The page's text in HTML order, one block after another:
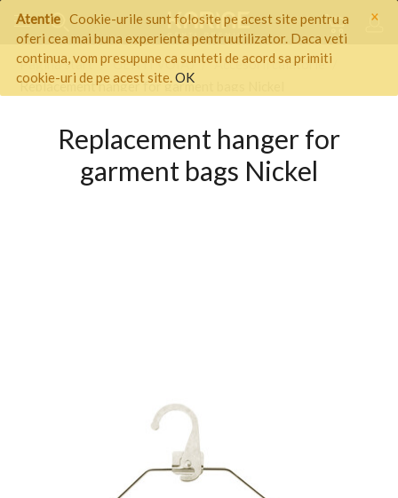
×
Atentie Cookie-urile sunt folosite pe acest site pentru a
oferi cea mai buna experienta pentruutilizator. Daca veti
continua, vom presupune ca sunteti de acord sa primiti
cookie-uri de pe acest site.OK
Pagina start / GENTI VOIAJ / Accesorii calatorie
Replacement hanger for garment bags Nickel
Replacement hanger for
garment bags Nickel